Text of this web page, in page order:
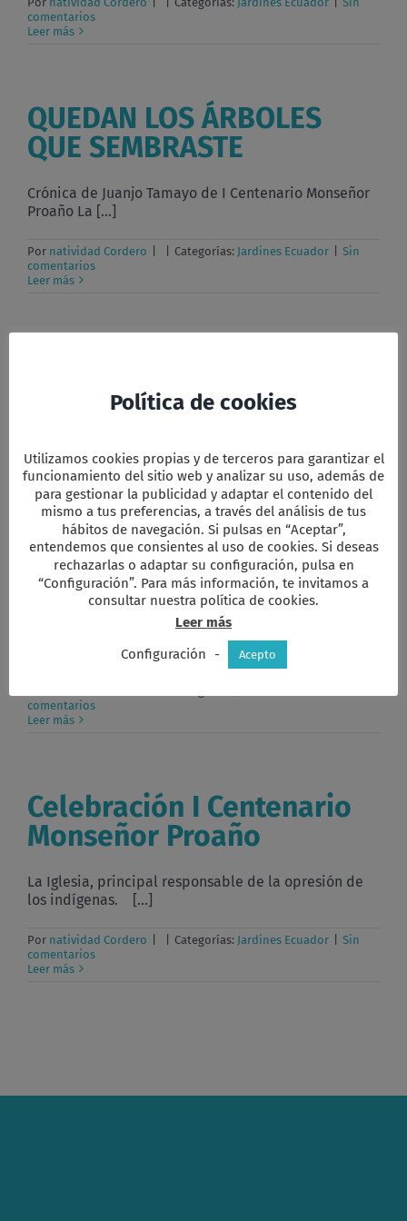
comentarios
Leer más
QUEDAN LOS ÁRBOLES
QUE SEMBRASTE
Crónica de Juanjo Tamayo de I Centenario Monseñor
Proaño La [...]
Por natividad Cordero Categorías: Jardines Ecuador
Sin
comentarios
Leer más
Muy queridos hermanos y hermanas: Retorné a mi
Pornatividad Cordero | | Categorías: Jardines Ecuador | Sin
comentarios
Leer más
Fundación Pueblo Indio
1. ANTECEDENTES: La Fundación Pueblo Indio del
Ecuador, gracias al [...]
comentarios
Leer más
Celebración I Centenario
Monseñor Proaño
La Iglesia, principal responsable de la opresión de
los indígenas. [...]
Por natividad Cordero Categorías: Jardines Ecuador
Sin
comentarios
Leer más
Política de cookies
Utilizamos cookies propias y de terceros para garantizar el
funcionamiento del sitio web y analizar su uso, además de
para gestionar la publicidad y adaptar el contenido del
mismo a tus preferencias, a través del análisis de tus
hábitos de navegación. Si pulsas en “Aceptar”,
entendemos que consientes al uso de cookies. Si deseas
rechazarlas o adaptar su configuración, pulsa en
“Configuración”. Para más información, te invitamos a
consultar nuestra política de cookies.
Leer más
Configuración
- Acepto